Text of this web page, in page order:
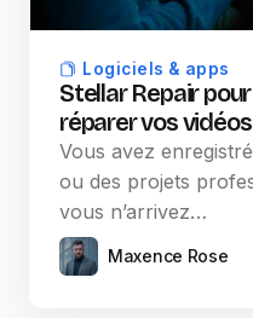
Logiciels & apps
​​Stellar Repair
réparer vos vidéos
Vous avez
ou des projets
vous n’arrivez…
Maxence Rose